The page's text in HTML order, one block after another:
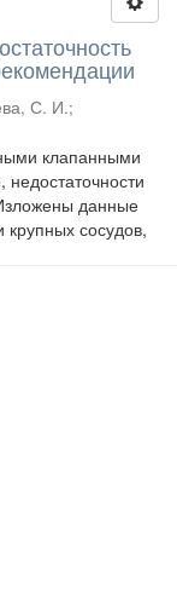
С. И.;
клапанными
данные
сосудов,